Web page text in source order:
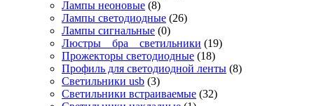
Лампы неоновые (8)
Лампы светодиодные (26)
Лампы сигнальные (0)
Люстры _ бра _ светильники (19)
Прожекторы светодиодные (18)
Профиль для светодиодной ленты (8)
Светильники usb (3)
Светильники встраиваемые (32)